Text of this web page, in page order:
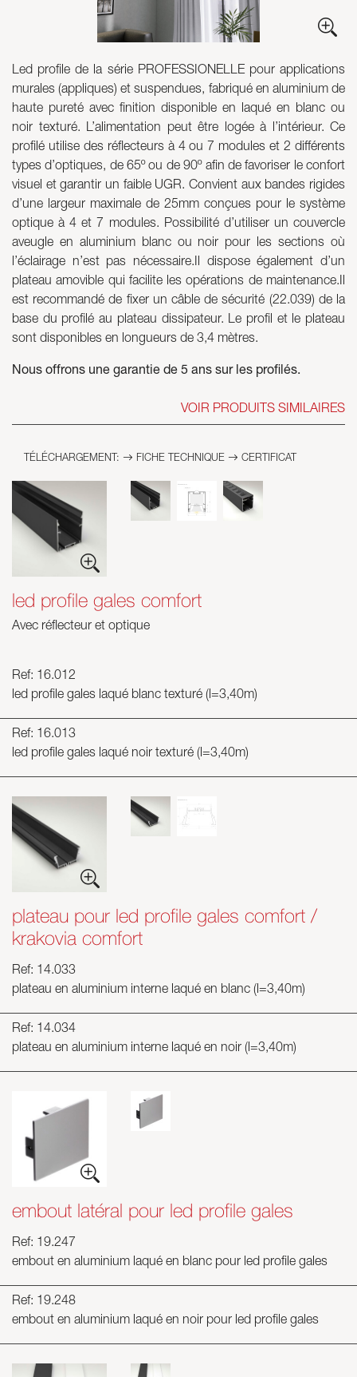
Skyled - Luminaires sur mesure
Systèmes modulaires linéaires et courbes
Rail triphasé (230V)
Rail 48V
Rail mini 24V
Spots et Downlights
Caissons lumineux avec façade textile
Panneaux lumineux et Plexiled
Led profile de la série PROFESSIONELLE pour applications
murales (appliques) et suspendues, fabriqué en aluminium de
haute pureté avec finition disponible en laqué en blanc ou
noir texturé. L’alimentation peut être logée à l’intérieur. Ce
profilé utilise des réflecteurs à 4 ou 7 modules et 2 différents
types d’optiques, de 65º ou de 90º afin de favoriser le confort
visuel et garantir un faible UGR. Convient aux bandes rigides
d’une largeur maximale de 25mm conçues pour le système
optique à 4 et 7 modules. Possibilité d’utiliser un couvercle
aveugle en aluminium blanc ou noir pour les sections où
l’éclairage n’est pas nécessaire.Il dispose également d’un
plateau amovible qui facilite les opérations de maintenance.Il
est recommandé de fixer un câble de sécurité (22.039) de la
base du profilé au plateau dissipateur. Le profil et le plateau
sont disponibles en longueurs de 3,4 mètres.
Nous offrons une garantie de 5 ans sur les profilés.
VOIR PRODUITS SIMILAIRES
TÉLÉCHARGEMENT: FICHE TECHNIQUE CERTIFICAT
led profile gales comfort
Avec réflecteur et optique
Ref: 16.012
led profile gales laqué blanc texturé (l=3,40m)
Ref: 16.013
led profile gales laqué noir texturé (l=3,40m)
plateau pour led profile gales comfort /
krakovia comfort
Ref: 14.033
plateau en aluminium interne laqué en blanc (l=3,40m)
Ref: 14.034
plateau en aluminium interne laqué en noir (l=3,40m)
embout latéral pour led profile gales
Ref: 19.247
embout en aluminium laqué en blanc pour led profile gales
Ref: 19.248
embout en aluminium laqué en noir pour led profile gales